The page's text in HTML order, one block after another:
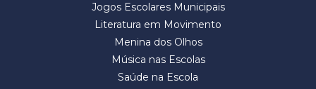
Jogos Escolares Municipais
Literatura em Movimento
Menina dos Olhos
Música nas Escolas
Saúde na Escola